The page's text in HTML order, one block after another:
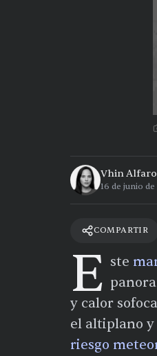
Vhin Alfaro
16 de junio de
COMPARTIR
E ste
y calor
el altiplano y
riesgo